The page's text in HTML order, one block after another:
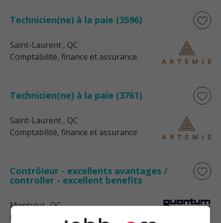
Technicien(ne) à la paie (3596)
Saint-Laurent , QC
Comptabilité, finance et assurance
Technicien(ne) à la paie (3761)
Saint-Laurent , QC
Comptabilité, finance et assurance
Contrôleur - excellents avantages /
controller - excellent benefits
Montréal, QC
Comptabilité, finance et assurance